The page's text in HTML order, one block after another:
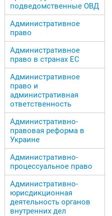
подведомственные ОВД
Административное
право
Административное
право в странах ЕС
Административное
право и
административная
ответственность
Административно-
правовая реформа в
Украине
Административно-
процессуальное право
Административно-
юрисдикционная
деятельность органов
внутренних дел